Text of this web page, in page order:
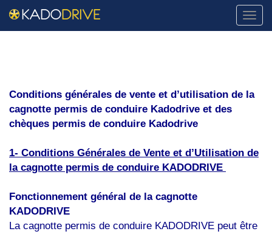
Conditions générales de vente et d’utilisation de la
cagnotte permis de conduire Kadodrive et des
chèques permis de conduire Kadodrive
1- Conditions Générales de Vente et d’Utilisation de
la cagnotte permis de conduire KADODRIVE
Fonctionnement général de la cagnotte
KADODRIVE
La cagnotte permis de conduire KADODRIVE peut être